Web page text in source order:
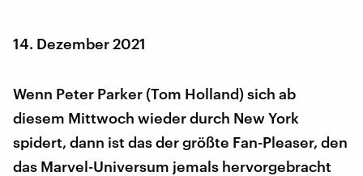
14. Dezember 2021
Wenn Peter Parker (Tom Holland) sich ab
diesem Mittwoch wieder durch New York
spidert, dann ist das der größte Fan-Pleaser, den
das Marvel-Universum jemals hervorgebracht